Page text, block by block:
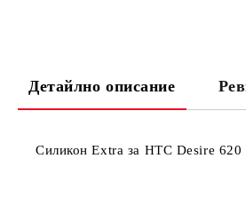
Детайлно описание
Силикон Extra за HTC Desire 620